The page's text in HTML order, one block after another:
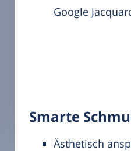
Google
Smarte
Ästhetisch